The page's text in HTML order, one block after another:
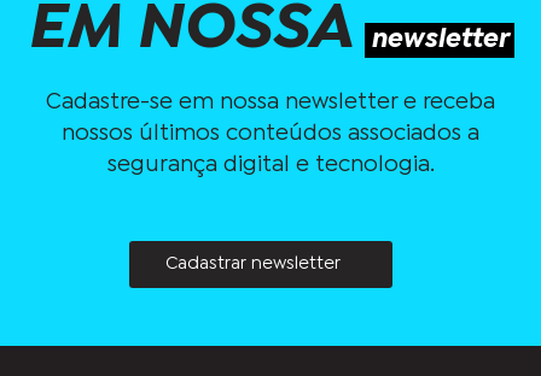
EM NOSSA newsletter
Cadastre-se em nossa newsletter e receba
nossos últimos conteúdos associados a
segurança digital e tecnologia.
Cadastrar newsletter